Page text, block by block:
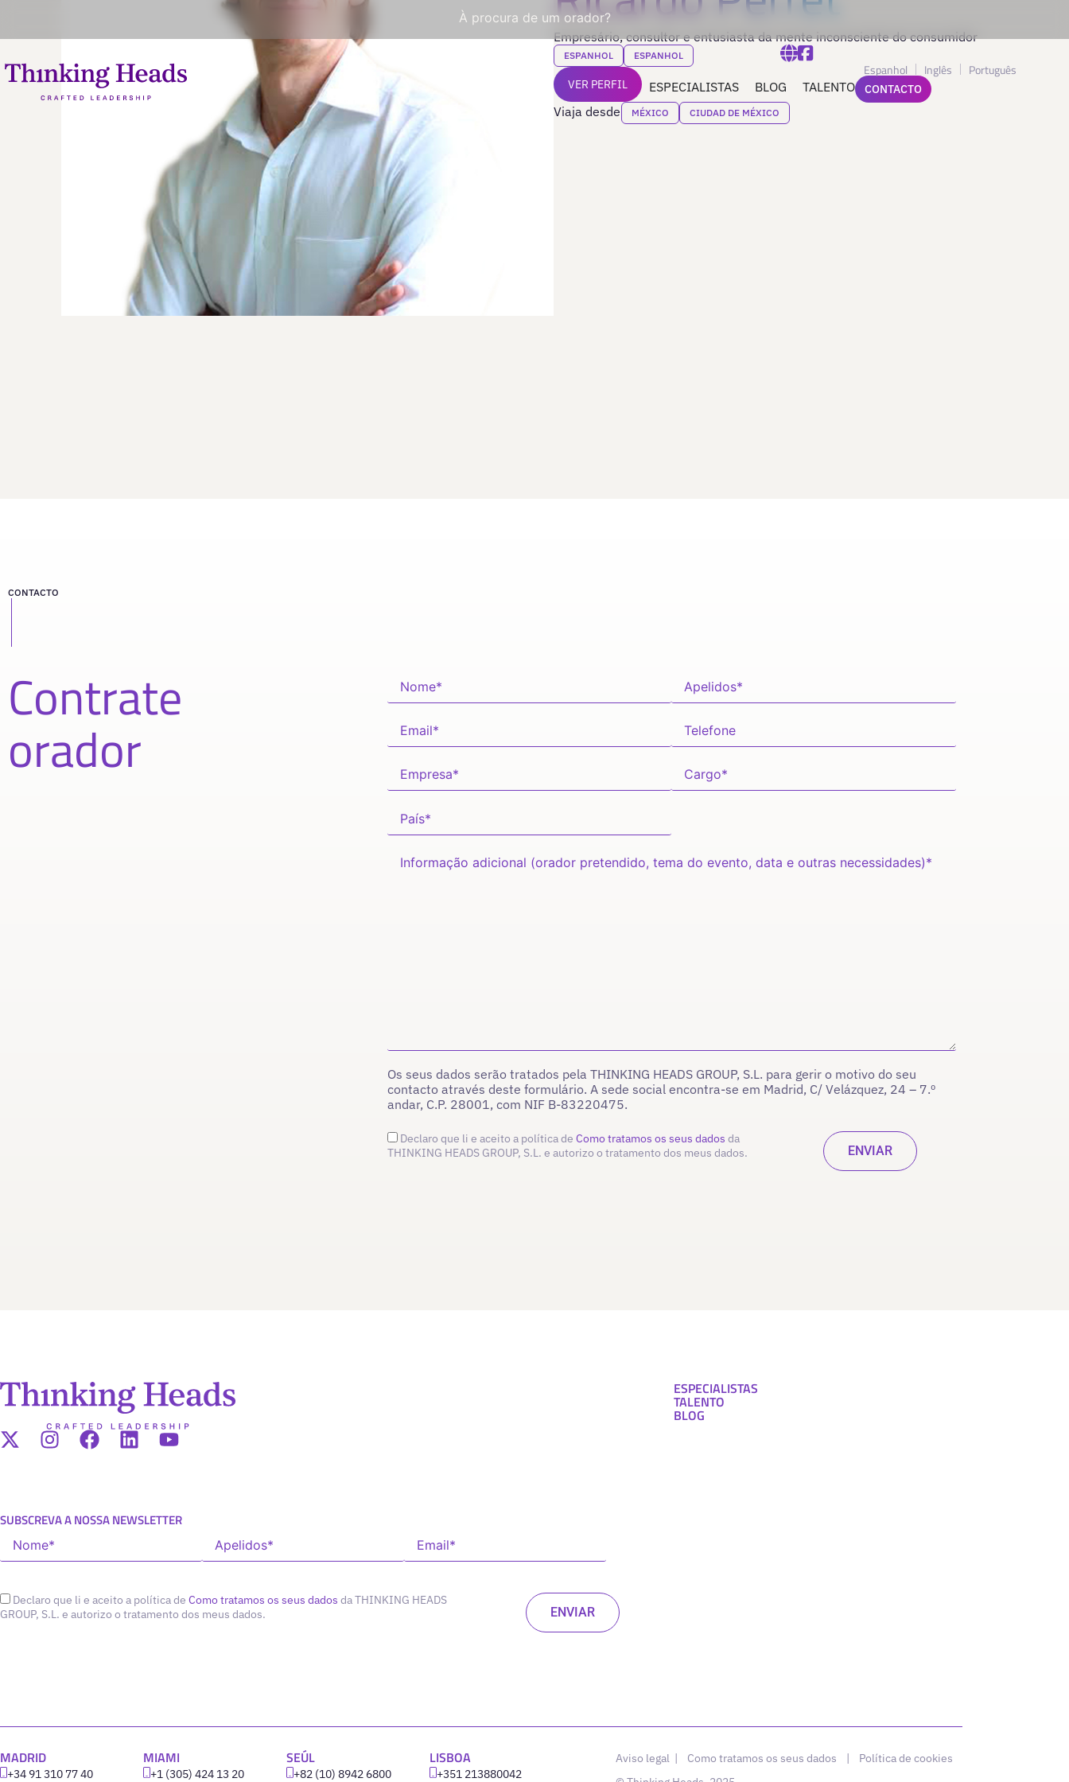
À procura de um orador?
ESPECIALISTAS BLOG TALENTO
Espanhol Inglês Português
CONTACTO
Empresário, consultor e entusiasta da mente inconsciente do consumidor
ESPANHOL ESPANHOL
VER PERFIL
Viaja desde MÉXICO CIUDAD DE MÉXICO
CONTACTO
Contrate
orador
Os seus dados serão tratados pela THINKING HEADS GROUP, S.L. para gerir o motivo do seu
contacto através deste formulário. A sede social encontra-se em Madrid, C/ Velázquez, 24 – 7.º
andar, C.P. 28001, com NIF B-83220475.
Declaro que li e aceito a política de Como tratamos os seus dados da
THINKING HEADS GROUP, S.L. e autorizo o tratamento dos meus dados.
SUBSCREVA A NOSSA NEWSLETTER
Declaro que li e aceito a política de Como tratamos os seus dados da THINKING HEADS
GROUP, S.L. e autorizo o tratamento dos meus dados.
ESPECIALISTAS
TALENTO
BLOG
MADRID
+34 91 310 77 40
MIAMI
+1 (305) 424 13 20
SEÚL
+82 (10) 8942 6800
LISBOA
‪+351 213880042
Aviso legal | Como tratamos os seus dados | Política de cookies